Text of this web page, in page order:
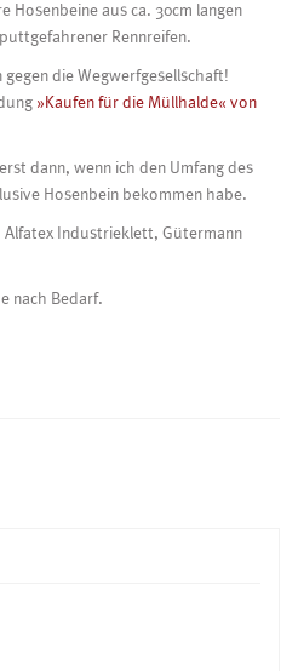
Hosenbeine aus ca. 30cm langen
Rennreifen.
die Wegwerfgesellschaft!
»Kaufen für die Müllhalde« von
dann, wenn ich den Umfang des
Hosenbein bekommen habe.
Alfatex Industrieklett, Gütermann
nach Bedarf.